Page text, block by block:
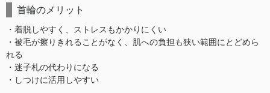
首輪のメリット
・着脱しやすく、ストレスもかかりにくい
・被毛が擦りきれることがなく、肌への負担も狭い範囲にとどめら
れる
・迷子札の代わりになる
・しつけに活用しやすい